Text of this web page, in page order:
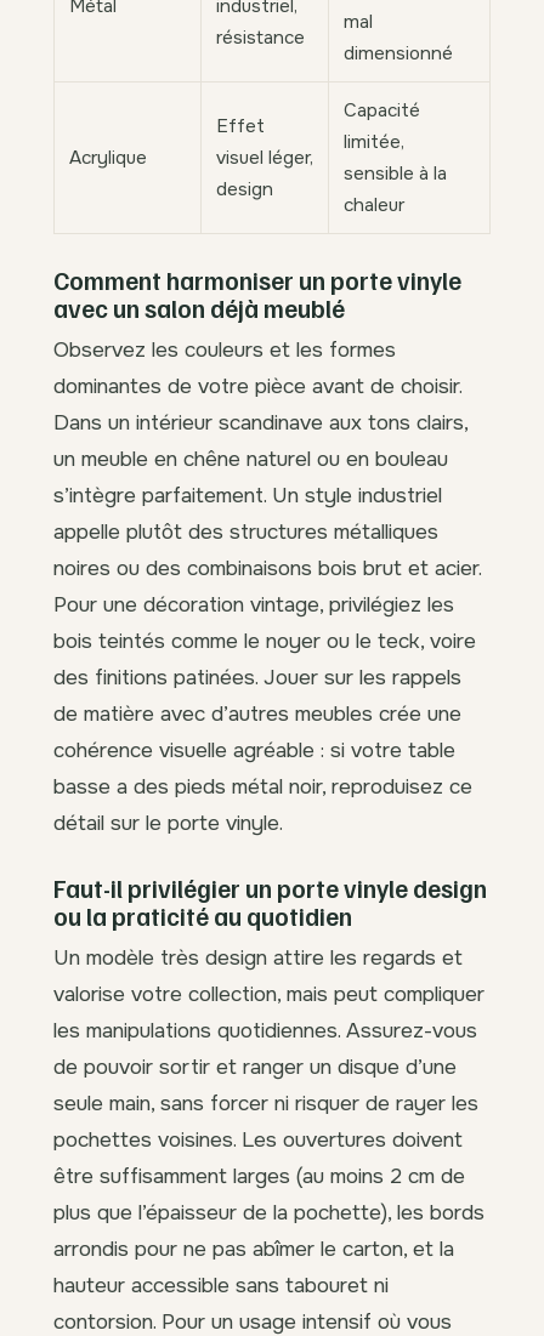
Métal
industriel,
résistance
mal
dimensionné
Acrylique
Effet
visuel léger,
design
Capacité
limitée,
sensible à la
chaleur
Comment harmoniser un porte vinyle
avec un salon déjà meublé
Observez les couleurs et les formes
dominantes de votre pièce avant de choisir.
Dans un intérieur scandinave aux tons clairs,
un meuble en chêne naturel ou en bouleau
s’intègre parfaitement. Un style industriel
appelle plutôt des structures métalliques
noires ou des combinaisons bois brut et acier.
Pour une décoration vintage, privilégiez les
bois teintés comme le noyer ou le teck, voire
des finitions patinées. Jouer sur les rappels
de matière avec d’autres meubles crée une
cohérence visuelle agréable : si votre table
basse a des pieds métal noir, reproduisez ce
détail sur le porte vinyle.
Faut-il privilégier un porte vinyle design
ou la praticité au quotidien
Un modèle très design attire les regards et
valorise votre collection, mais peut compliquer
les manipulations quotidiennes. Assurez-vous
de pouvoir sortir et ranger un disque d’une
seule main, sans forcer ni risquer de rayer les
pochettes voisines. Les ouvertures doivent
être suffisamment larges (au moins 2 cm de
plus que l’épaisseur de la pochette), les bords
arrondis pour ne pas abîmer le carton, et la
hauteur accessible sans tabouret ni
contorsion. Pour un usage intensif où vous